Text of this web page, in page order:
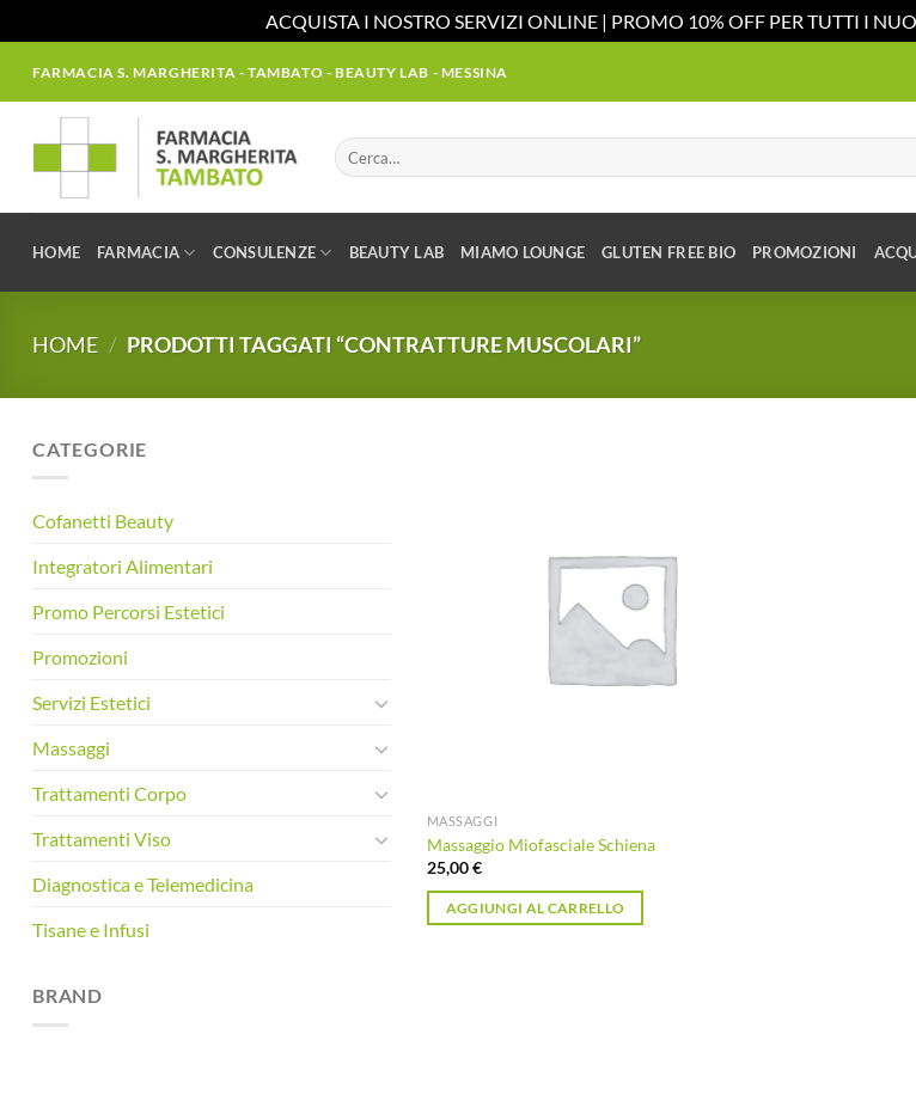
ACQUISTA I NOSTRO SERVIZI ONLINE | PROMO 10% OFF PER TUTTI I
contenuti
FARMACIA S. MARGHERITA - TAMBATO - BEAUTY LAB - MESSINA
Cerca:
HOME FARMACIA CONSULENZE BEAUTY LAB MIAMO LOUNGE GLUTEN FREE BIO PROMOZIONI
HOME / PRODOTTI TAGGATI “CONTRATTURE MUSCOLARI”
CATEGORIE
Cofanetti Beauty
Integratori Alimentari
Promo Percorsi Estetici
Promozioni
Servizi Estetici
Massaggi
Trattamenti Corpo
Trattamenti Viso
Diagnostica e Telemedicina
Tisane e Infusi
BRAND
MASSAGGI
Massaggio Miofasciale Schiena
25,00€
AGGIUNGI AL CARRELLO